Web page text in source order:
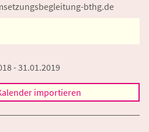
bthg.de
- 31.01.2019
importieren